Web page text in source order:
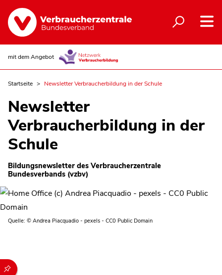
mit dem Angebot
Durch die folgenden Buttons können Sie direkt auf einen
Startseite Newsletter Verbraucherbildung in der Schule
Newsletter
Verbraucherbildung in der
Schule
Bildungsnewsletter des Verbraucherzentrale
Bundesverbands (vzbv)
Quelle: © Andrea Piacquadio - pexels - CC0 Public Domain